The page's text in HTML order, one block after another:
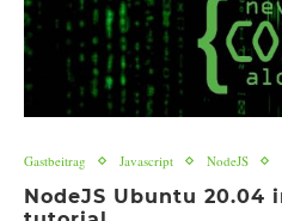
Gastbeitrag Javascript NodeJS
NodeJS Ubuntu 20.04